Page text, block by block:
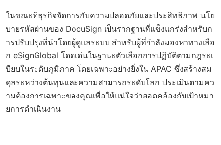
ในขณะที่ธุรกิจจัดการกับความปลอดภัยและประสิทธิภาพ นโย
บายรหัสผ่านของ DocuSign เป็นรากฐานที่แข็งแกร่งสำหรับก
ารปรับปรุงที่นำโดยผู้ดูแลระบบ สำหรับผู้ที่กำลังมองหาทางเลือ
ก eSignGlobal โดดเด่นในฐานะตัวเลือกการปฏิบัติตามกฎระเ
บียบในระดับภูมิภาค โดยเฉพาะอย่างยิ่งใน APAC ซึ่งสร้างสม
ดุลระหว่างต้นทุนและความสามารถระดับโลก ประเมินตามคว
ามต้องการเฉพาะของคุณเพื่อให้แน่ใจว่าสอดคล้องกับเป้าหมา
ยการดำเนินงาน